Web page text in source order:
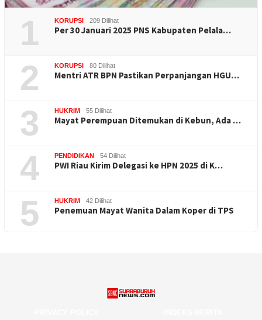
1 KORUPSI 209 Dilihat
Per 30 Januari 2025 PNS Kabupaten Pelala…
2 KORUPSI 80 Dilihat
Mentri ATR BPN Pastikan Perpanjangan HGU…
3 HUKRIM 55 Dilihat
Mayat Perempuan Ditemukan di Kebun, Ada …
4 PENDIDIKAN 54 Dilihat
PWI Riau Kirim Delegasi ke HPN 2025 di K…
5 HUKRIM 42 Dilihat
Penemuan Mayat Wanita Dalam Koper di TPS